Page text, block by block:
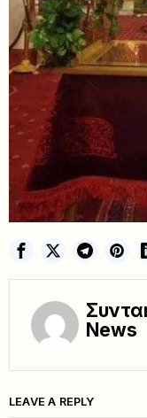
News
LEAVE A REPLY